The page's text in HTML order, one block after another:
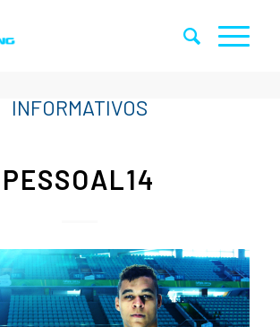
PESSOAL14